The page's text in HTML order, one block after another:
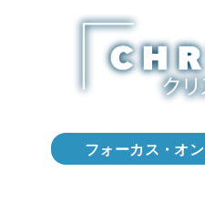
フォーカス・オン